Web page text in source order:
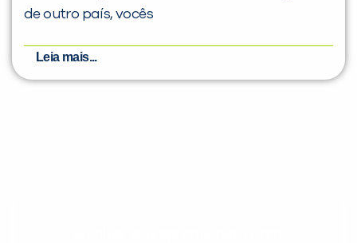
de outro país, vocês
Leia mais...